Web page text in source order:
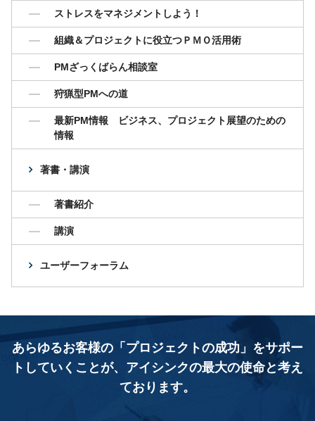
ストレスをマネジメントしよう！
組織＆プロジェクトに役立つＰＭＯ活用術
PMざっくばらん相談室
狩猟型PMへの道
最新PM情報 ビジネス、プロジェクト展望のための
情報
著書・講演
著書紹介
講演
ユーザーフォーラム
あらゆるお客様の「プロジェクトの成功」をサポー
トしていくことが、 アイシンクの最大の使命と考え
ております。